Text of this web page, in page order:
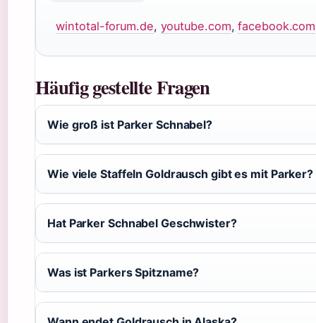
wintotal-forum.de, youtube.com,facebook.com
Häufig gestellte Fragen
Wie groß ist Parker Schnabel?
Wie viele Staffeln Goldrausch gibt es mit Parker?
Hat Parker Schnabel Geschwister?
Was ist Parkers Spitzname?